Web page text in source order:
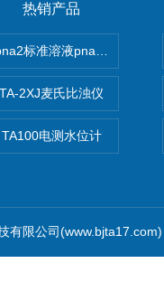
热销产品
标准溶液pna3 pna4
TA-2XJ麦氏比浊仪
TA100电测水位计
有限公司